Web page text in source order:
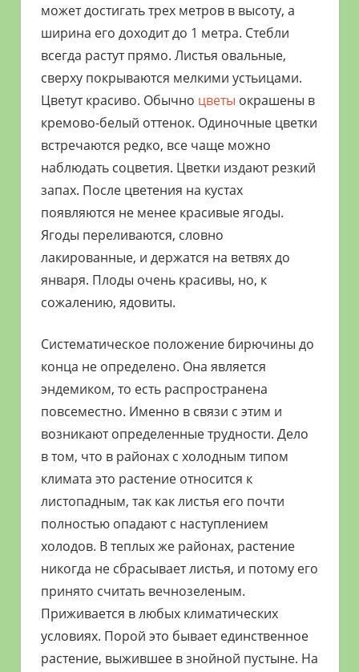
может достигать трех метров в высоту, а
ширина его доходит до 1 метра. Стебли
всегда растут прямо. Листья овальные,
сверху покрываются мелкими устьицами.
Цветут красиво. Обычно цветы окрашены в
кремово-белый оттенок. Одиночные цветки
встречаются редко, все чаще можно
наблюдать соцветия. Цветки издают резкий
запах. После цветения на кустах
появляются не менее красивые ягоды.
Ягоды переливаются, словно
лакированные, и держатся на ветвях до
января. Плоды очень красивы, но, к
сожалению, ядовиты.
Систематическое положение бирючины до
конца не определено. Она является
эндемиком, то есть распространена
повсеместно. Именно в связи с этим и
возникают определенные трудности. Дело
в том, что в районах с холодным типом
климата это растение относится к
листопадным, так как листья его почти
полностью опадают с наступлением
холодов. В теплых же районах, растение
никогда не сбрасывает листья, и потому его
принято считать вечнозеленым.
Приживается в любых климатических
условиях. Порой это бывает единственное
растение, выжившее в знойной пустыне. На